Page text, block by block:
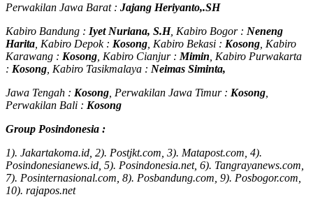
Perwakilan Jawa Barat : Jajang Heriyanto,.SH
Kabiro Bandung : Iyet Nuriana, S.H, Kabiro Bogor : Neneng
Harita , Kabiro Depok : Kosong , Kabiro Bekasi : Kosong , Kabiro
Karawang : Kosong , Kabiro Cianjur : Mimin , Kabiro Purwakarta
: Kosong , Kabiro Tasikmalaya : Neimas Siminta,
Jawa Tengah : Kosong , Perwakilan Jawa Timur : Kosong
Perwakilan Bali : Kosong
Group Posindonesia :
1). Jakartakoma.id, 2). Postjkt.com, 3). Matapost.com, 4).
Posindonesianews.id, 5). Posindonesia.net, 6). Tangrayanews.com,
7). Posinternasional.com, 8). Posbandung.com, 9). Posbogor.com,
10). rajapos.net